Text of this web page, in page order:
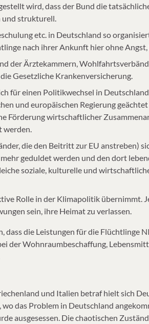
wird, dass der Bund die
strukturell.
etc. in Deutschland so
nach ihrer Ankunft hier ohne
der Ärztekammern,
Gesetzliche Krankenversicherung.
für einen Politikwechsel in
und europäischen Regierung
Förderung wirtschaftlicher
werden.
die den Beitritt zur EU anstreben)
geduldet werden und den dort
soziale, kulturelle und
Rolle in der Klimapolitik übernimmt.
sein, ihre Heimat zu verlassen.
dass die Leistungen für die Flüchtlinge
der Wohnraumbeschaffung,
und Italien betraf hielt sich
das Problem in Deutschland
ausgesessen. Die chaotischen